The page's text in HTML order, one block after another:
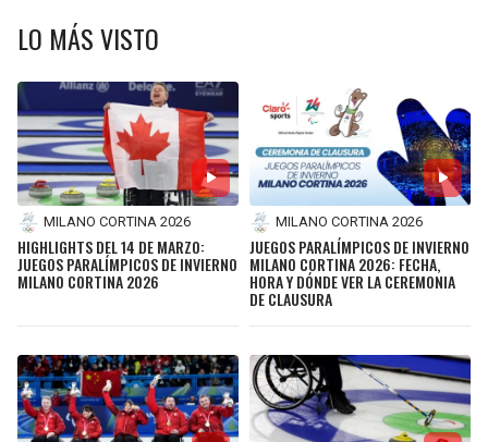
LO MÁS VISTO
MILANO CORTINA 2026
HIGHLIGHTS DEL 14 DE MARZO:
JUEGOS PARALÍMPICOS DE INVIERNO
MILANO CORTINA 2026
MILANO CORTINA 2026
JUEGOS PARALÍMPICOS DE INVIERNO
MILANO CORTINA 2026: FECHA,
HORA Y DÓNDE VER LA CEREMONIA
DE CLAUSURA